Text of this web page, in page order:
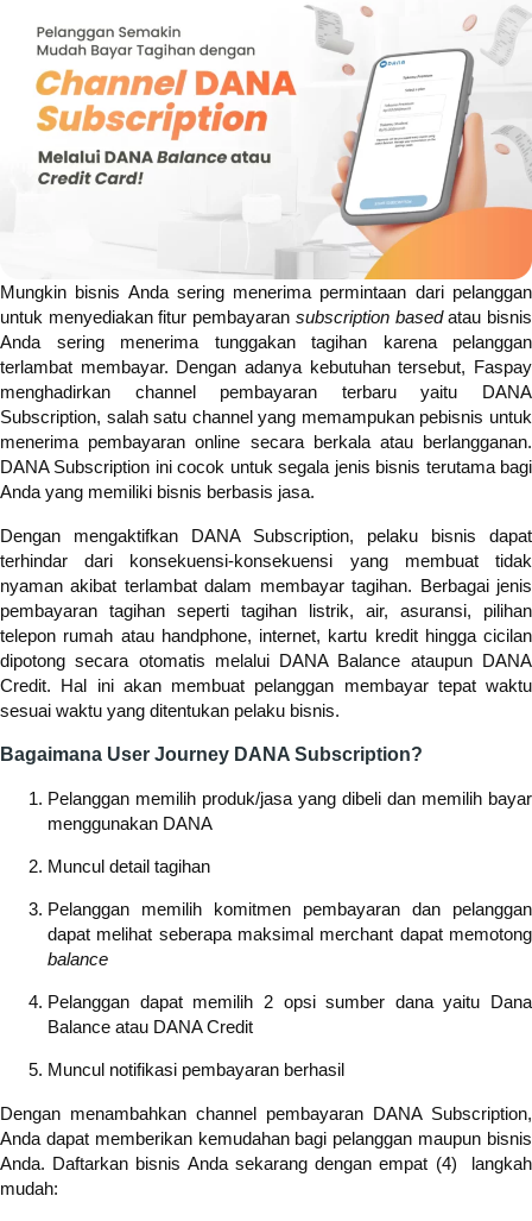
Mungkin bisnis Anda sering menerima permintaan dari pelanggan
untuk menyediakan fitur pembayaran subscription basedatau bisnis
Anda sering menerima tunggakan tagihan karena pelanggan
terlambat membayar. Dengan adanya kebutuhan tersebut, Faspay
menghadirkan channel pembayaran terbaru yaitu DANA
Subscription, salah satu channel yang memampukan pebisnis untuk
menerima pembayaran online secara berkala atau berlangganan.
DANA Subscription ini cocok untuk segala jenis bisnis terutama bagi
Anda yang memiliki bisnis berbasis jasa.
Dengan mengaktifkan DANA Subscription, pelaku bisnis dapat
terhindar dari konsekuensi-konsekuensi yang membuat tidak
nyaman akibat terlambat dalam membayar tagihan. Berbagai jenis
pembayaran tagihan seperti tagihan listrik, air, asuransi, pilihan
telepon rumah atau handphone, internet, kartu kredit hingga cicilan
dipotong secara otomatis melalui DANA Balance ataupun DANA
Credit. Hal ini akan membuat pelanggan membayar tepat waktu
sesuai waktu yang ditentukan pelaku bisnis.
Bagaimana User Journey DANA Subscription?
Pelanggan memilih produk/jasa yang dibeli dan memilih bayar
menggunakan DANA
Muncul detail tagihan
Pelanggan memilih komitmen pembayaran dan pelanggan
dapat melihat seberapa maksimal merchant dapat memotong
balance
Pelanggan dapat memilih 2 opsi sumber dana yaitu Dana
Balance atau DANA Credit
Muncul notifikasi pembayaran berhasil
Dengan menambahkan channel pembayaran DANA Subscription,
Anda dapat memberikan kemudahan bagi pelanggan maupun bisnis
Anda. Daftarkan bisnis Anda sekarang dengan empat (4) langkah
mudah: